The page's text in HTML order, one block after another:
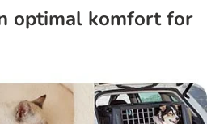
optimal komfort for